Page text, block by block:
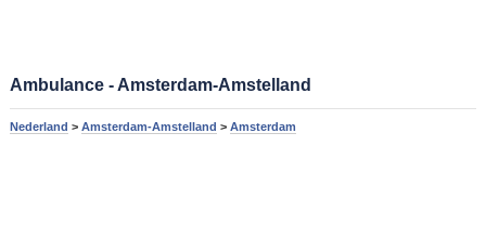
Ambulance - Amsterdam-Amstelland
Nederland > Amsterdam-Amstelland > Amsterdam